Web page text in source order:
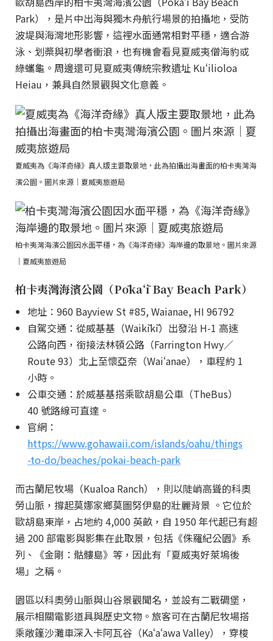
Park），是片中出海與獨木舟航行場景的拍攝地，受防
波堤與海灣地形影響，這裡水面通常相對平穩，適合游
泳、划槳與初學者衝浪，也有機會看見夏威夷僧海豹或
綠蠵龜。周邊還可見夏威夷傳統宗教遺址 Kuʻilioloa
Heiau，兼具自然景觀與文化意義。
夏威夷為《海洋奇緣》真人版主要取景地，此為拍攝出海畫面的柏卡夷灣海
濱公園。圖片來源｜夏威夷旅遊局
柏卡夷灣海濱公園因水面平穩，為《海洋奇緣》海岸邊的取景地。圖片來源
｜夏威夷旅遊局
柏卡夷灣海濱公園（Pōkaʻī Bay Beach Park）
地址：960 Bayview St #85, Waianae, HI 96792
自駕交通：從威基基（Waikīkī）出發沿 H-1 高速
公路向西，銜接法林頓公路（Farrington Hwy／
Route 93）北上至懷亞奈（Waiʻanae），車程約 1
小時。
公車交通：於威基基搭乘歐胡島公車（TheBus）
40 號路線可直達。
官網：
https://www.gohawaii.com/islands/oahu/things
-to-do/beaches/pokai-beach-park
而古蘭尼牧場（Kualoa Ranch），則以陡峭高聳的科奧
勞山脈，撐起莫娜家鄉莫圖努伊島的壯麗背景 。它位於
歐胡島東岸，占地約 4,000 英畝，自 1950 年代起已有超
過 200 部電影與影集在此取景，包括《侏羅紀公園》系
列、《金剛：骷髏島》等，因此有「夏威夷好萊塢後
場」之稱。
園區以科奧勞山脈與山谷景觀聞名，並設有二戰碉堡，
展示相關電影道具與歷史文物。旅客可在古蘭尼牧場搭
乘敞篷沙灘車深入卡阿瓦谷（Kaʻaʻawa Valley），穿梭